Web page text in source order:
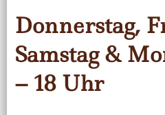
Donnerstag,
Samstag &
– 18 Uhr